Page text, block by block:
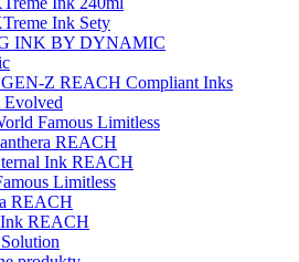
Ink Sety
INK BY DYNAMIC
GEN-Z REACH Compliant Inks
Evolved
Famous Limitless
REACH
Ink REACH
Limitless
REACH
REACH